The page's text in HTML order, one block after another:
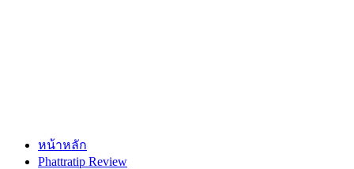
หน้าหลัก
Phattratip Review